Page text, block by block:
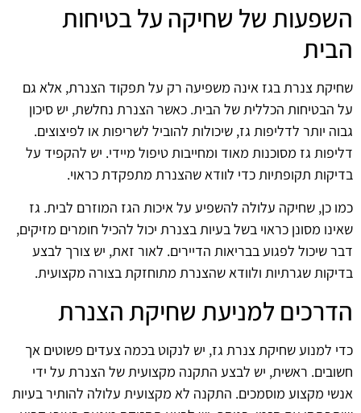
השפעות של שחיקה על בטיחות
הבית
שחיקת צנרת בגז אינה משפיעה רק על תפקוד הצנרת, אלא גם
על הבטיחות הכללית של הבית. כאשר הצנרת נחלשת, יש סיכון
גבוה יותר לדליפות גז, שיכולות להוביל לשריפות או לפיצוצים.
דליפות גז מסוכנות מאוד ומחייבות טיפול מיידי. יש להקפיד על
בדיקות תקופתיות כדי לוודא שהצנרת מתפקדת כראוי.
כמו כן, שחיקה עלולה להשפיע על איכות הגז המוזרם לבית. גז
שאינו מסונן כראוי בשל בעיות בצנרת יכול להכיל חומרים מזיקים,
דבר שיכול לפגוע בבריאות הדיירים. לאור זאת, יש צורך לבצע
בדיקות שגרתיות ולוודא שהצנרת מתוחזקת בצורה מקצועית.
הדרכים למניעת שחיקת הצנרת
כדי למנוע שחיקת צנרת גז, יש לנקוט בכמה צעדים פשוטים אך
חשובים. ראשית, יש לבצע התקנה מקצועית של הצנרת על ידי
אנשי מקצוע מוסמכים. התקנה לא מקצועית עלולה להותיר בעיות